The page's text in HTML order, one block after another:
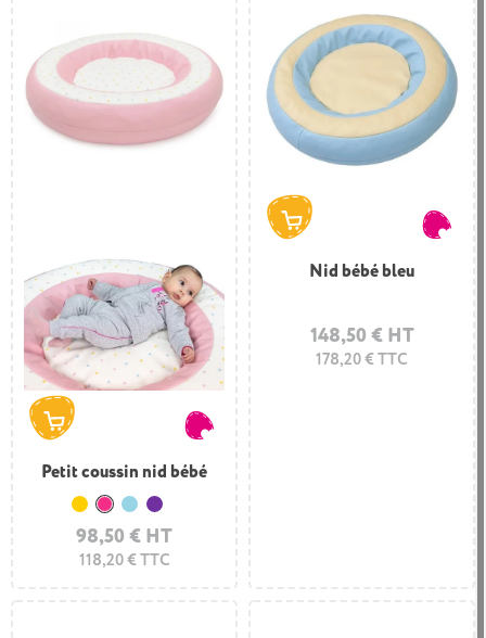
revêtement en PVC permet de créer un espace douillet pour
les nourrissons où ils peuvent
se reposer, jouer et observer
leur environnementen toute sécurité.
Petit coussin nid bébé
98,50 € HT
118,20 € TTC
Jaune
RoseBleu clair
Violet
Nid bébé bleu
148,50 € HT
178,20 € TTC